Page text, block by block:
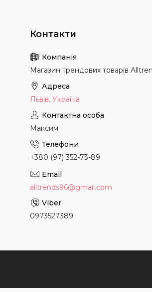
Магазин трендових товарів
Львів, Україна
Максим
+380 (97) 352-73-89
alltrends96@gmail.com
0973527389